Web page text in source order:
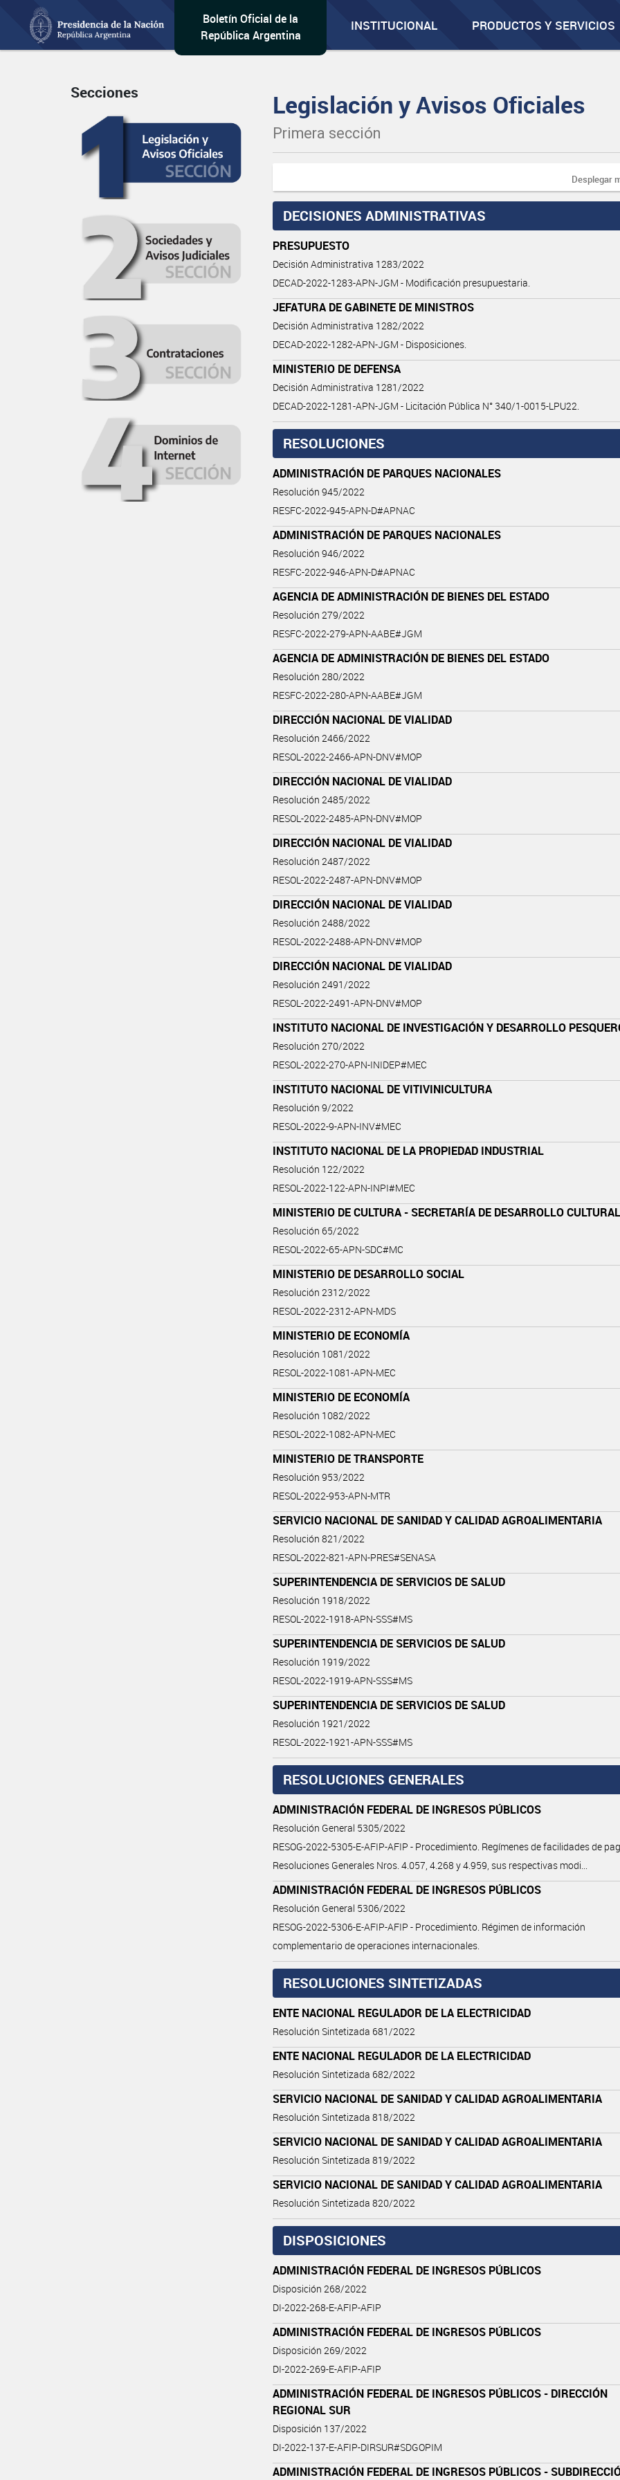
Boletín Oficial de la
República Argentina
INSTITUCIONAL PRODUCTOS Y SERVICIOS
Secciones Legislación y Avisos Oficiales
Primera sección
Desplegar
DECISIONES ADMINISTRATIVAS
PRESUPUESTO
Decisión Administrativa 1283/2022
DECAD-2022-1283-APN-JGM - Modificación presupuestaria.
JEFATURA DE GABINETE DE MINISTROS
Decisión Administrativa 1282/2022
DECAD-2022-1282-APN-JGM - Disposiciones.
MINISTERIO DE DEFENSA
Decisión Administrativa 1281/2022
DECAD-2022-1281-APN-JGM - Licitación Pública N° 340/1-0015-LPU22.
RESOLUCIONES
ADMINISTRACIÓN DE PARQUES NACIONALES
Resolución 945/2022
RESFC-2022-945-APN-D#APNAC
ADMINISTRACIÓN DE PARQUES NACIONALES
Resolución 946/2022
RESFC-2022-946-APN-D#APNAC
AGENCIA DE ADMINISTRACIÓN DE BIENES DEL ESTADO
Resolución 279/2022
RESFC-2022-279-APN-AABE#JGM
AGENCIA DE ADMINISTRACIÓN DE BIENES DEL ESTADO
Resolución 280/2022
RESFC-2022-280-APN-AABE#JGM
DIRECCIÓN NACIONAL DE VIALIDAD
Resolución 2466/2022
RESOL-2022-2466-APN-DNV#MOP
DIRECCIÓN NACIONAL DE VIALIDAD
Resolución 2485/2022
RESOL-2022-2485-APN-DNV#MOP
DIRECCIÓN NACIONAL DE VIALIDAD
Resolución 2487/2022
RESOL-2022-2487-APN-DNV#MOP
DIRECCIÓN NACIONAL DE VIALIDAD
Resolución 2488/2022
RESOL-2022-2488-APN-DNV#MOP
DIRECCIÓN NACIONAL DE VIALIDAD
Resolución 2491/2022
RESOL-2022-2491-APN-DNV#MOP
INSTITUTO NACIONAL DE INVESTIGACIÓN Y DESARROLLO
Resolución 270/2022
RESOL-2022-270-APN-INIDEP#MEC
INSTITUTO NACIONAL DE VITIVINICULTURA
Resolución 9/2022
RESOL-2022-9-APN-INV#MEC
INSTITUTO NACIONAL DE LA PROPIEDAD INDUSTRIAL
Resolución 122/2022
RESOL-2022-122-APN-INPI#MEC
MINISTERIO DE CULTURA - SECRETARÍA DE DESARROLLO
Resolución 65/2022
RESOL-2022-65-APN-SDC#MC
MINISTERIO DE DESARROLLO SOCIAL
Resolución 2312/2022
RESOL-2022-2312-APN-MDS
MINISTERIO DE ECONOMÍA
Resolución 1081/2022
RESOL-2022-1081-APN-MEC
MINISTERIO DE ECONOMÍA
Resolución 1082/2022
RESOL-2022-1082-APN-MEC
MINISTERIO DE TRANSPORTE
Resolución 953/2022
RESOL-2022-953-APN-MTR
SERVICIO NACIONAL DE SANIDAD Y CALIDAD AGROALIMENTARIA
Resolución 821/2022
RESOL-2022-821-APN-PRES#SENASA
SUPERINTENDENCIA DE SERVICIOS DE SALUD
Resolución 1918/2022
RESOL-2022-1918-APN-SSS#MS
SUPERINTENDENCIA DE SERVICIOS DE SALUD
Resolución 1919/2022
RESOL-2022-1919-APN-SSS#MS
SUPERINTENDENCIA DE SERVICIOS DE SALUD
Resolución 1921/2022
RESOL-2022-1921-APN-SSS#MS
RESOLUCIONES GENERALES
ADMINISTRACIÓN FEDERAL DE INGRESOS PÚBLICOS
Resolución General 5305/2022
RESOG-2022-5305-E-AFIP-AFIP - Procedimiento. Regímenes de facilidades de
Resoluciones Generales Nros. 4.057, 4.268 y 4.959, sus respectivas modi...
ADMINISTRACIÓN FEDERAL DE INGRESOS PÚBLICOS
Resolución General 5306/2022
RESOG-2022-5306-E-AFIP-AFIP - Procedimiento. Régimen de información
complementario de operaciones internacionales.
RESOLUCIONES SINTETIZADAS
ENTE NACIONAL REGULADOR DE LA ELECTRICIDAD
Resolución Sintetizada 681/2022
ENTE NACIONAL REGULADOR DE LA ELECTRICIDAD
Resolución Sintetizada 682/2022
SERVICIO NACIONAL DE SANIDAD Y CALIDAD AGROALIMENTARIA
Resolución Sintetizada 818/2022
SERVICIO NACIONAL DE SANIDAD Y CALIDAD AGROALIMENTARIA
Resolución Sintetizada 819/2022
SERVICIO NACIONAL DE SANIDAD Y CALIDAD AGROALIMENTARIA
Resolución Sintetizada 820/2022
DISPOSICIONES
ADMINISTRACIÓN FEDERAL DE INGRESOS PÚBLICOS
Disposición 268/2022
DI-2022-268-E-AFIP-AFIP
ADMINISTRACIÓN FEDERAL DE INGRESOS PÚBLICOS
Disposición 269/2022
DI-2022-269-E-AFIP-AFIP
ADMINISTRACIÓN FEDERAL DE INGRESOS PÚBLICOS - DIRECCIÓN
REGIONAL SUR
Disposición 137/2022
DI-2022-137-E-AFIP-DIRSUR#SDGOPIM
ADMINISTRACIÓN FEDERAL DE INGRESOS PÚBLICOS -